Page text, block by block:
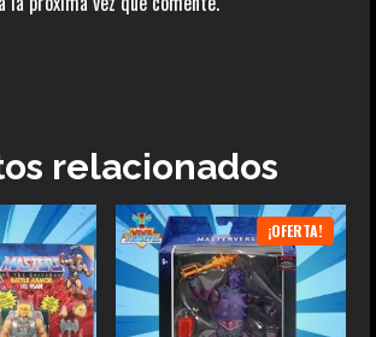
relacionados
¡OFERTA!